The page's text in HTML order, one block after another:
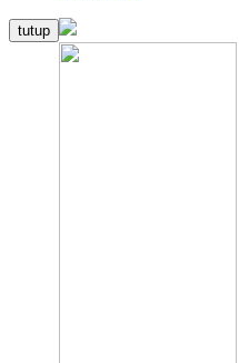
tutup